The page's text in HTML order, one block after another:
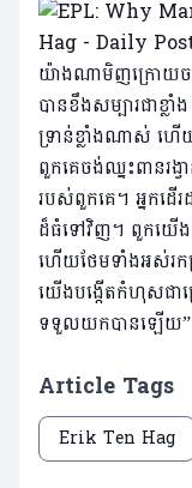
យ៉ាងណាមិញក្រោយ
បានខឹងសម្បារជាខ្ល
ទ្រាន់ខ្លាំងណាស់ ហើ
ពួកគេចង់ឈ្នះពានរង្វ
របស់ពួកគេ។ អ្នកដើរ
ដ៏ធំទៅវិញ។ ពួកយើងប
ហើយថែមទាំងអស់រក
យើងបង្កើតកំហុសជា
ទទួលយកបានឡើយ
Article Tags
Erik Ten Hag